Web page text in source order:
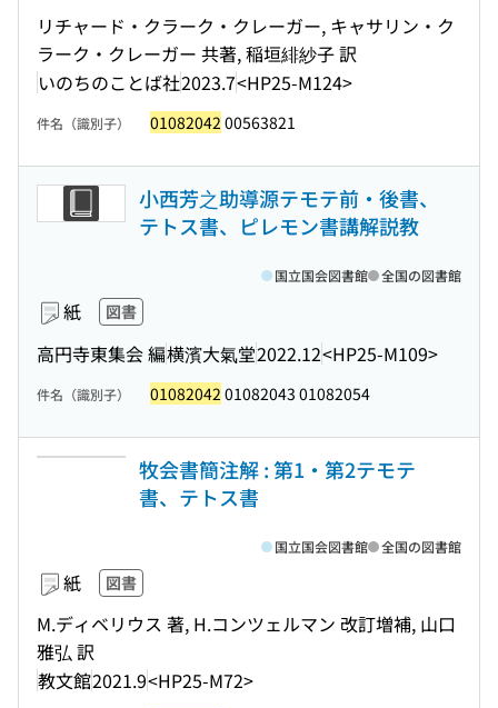
リチャード・クラーク・クレーガー, キャサリン・ク
ラーク・クレーガー 共著, 稲垣緋紗子 訳
いのちのことば社2023.7<HP25-M124>
件名（識別子） 01082042 00563821
小西芳之助導源テモテ前・後書、
テトス書、ピレモン書講解説教
紙 図書
高円寺東集会 編横濱大氣堂2022.12<HP25-M109>
国立国会図書館 全国の図書館
件名（識別子） 01082042 01082043 01082054
牧会書簡注解 : 第1・第2テモテ
書、テトス書
紙 図書
M.ディベリウス 著, H.コンツェルマン 改訂増補, 山口
雅弘 訳
教文館2021.9<HP25-M72>
国立国会図書館 全国の図書館